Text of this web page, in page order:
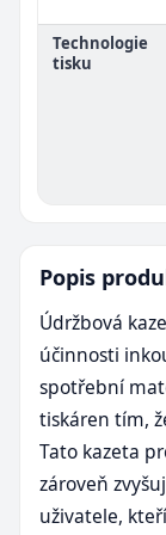
Technologie
tisku
Popis
Údržbová
účinnosti
spotřební
tiskáren tím,
Tato kazeta
zároveň
uživatele,